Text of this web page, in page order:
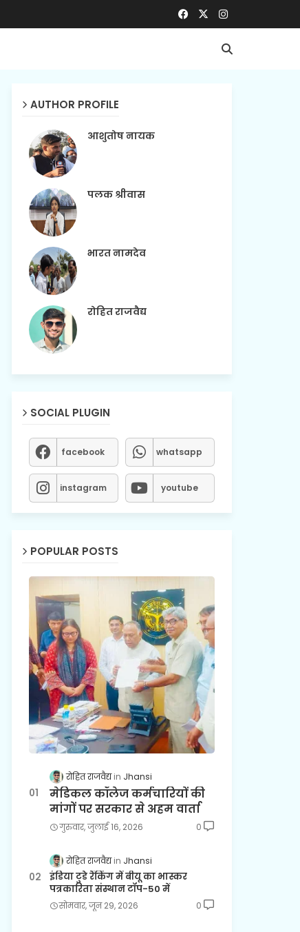
AUTHOR PROFILE
आशुतोष नायक
पलक श्रीवास
भारत नामदेव
रोहित राजवैद्य
SOCIAL PLUGIN
facebook whatsapp
instagram youtube
POPULAR POSTS
रोहित राजवैद्य Jhansi
मेडिकल कॉलेज कर्मचारियों की
मांगों पर सरकार से अहम वार्ता
गुरुवार, जुलाई 16, 2026 0
रोहित राजवैद्य Jhansi
इंडिया टुडे रैंकिंग में बीयू का भास्कर
पत्रकारिता संस्थान टॉप-50 में
सोमवार, जून 29, 2026 0